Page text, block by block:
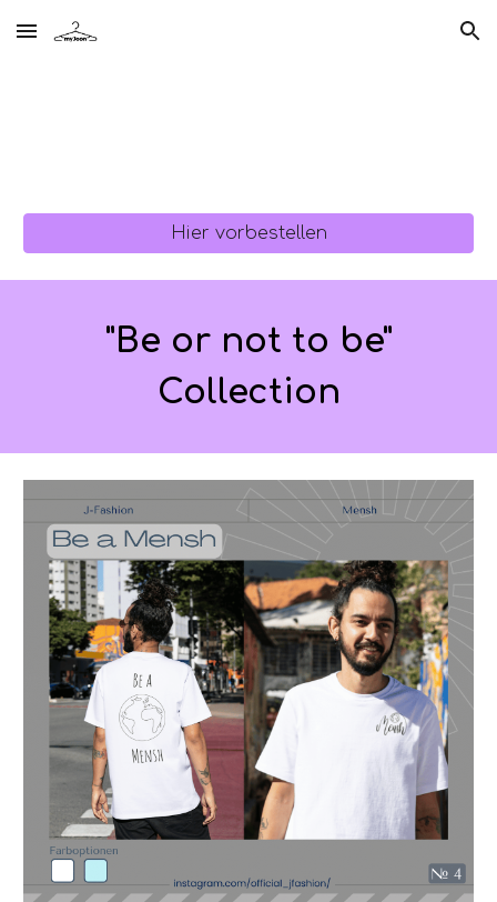
Skip to main content Skip to navigation
Hier vorbestellen
"Be or not to be"
Collection